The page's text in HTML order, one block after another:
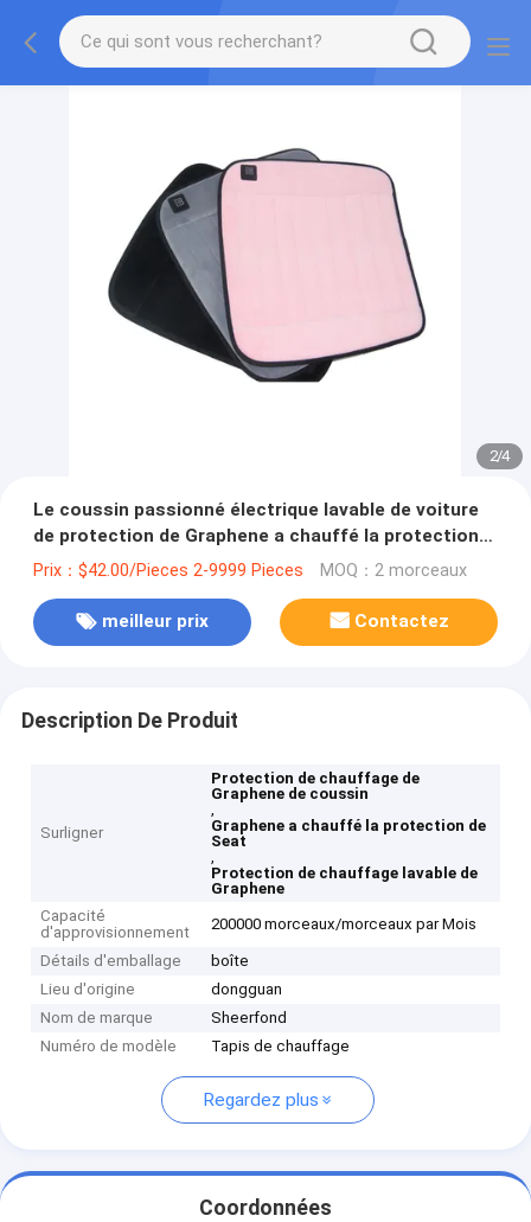
2/4
Le coussin passionné électrique lavable de voiture
de protection de Graphene a chauffé la protection
de Seat
Prix：$42.00/Pieces 2-9999 Pieces MOQ：2 morceaux
meilleur prix Contactez
Description De Produit
Surligner
Protection de chauffage de
Graphene de coussin
,
Graphene a chauffé la protection de
Seat
,
Protection de chauffage lavable de
Graphene
Capacité
d'approvisionnement
200000 morceaux/morceaux par Mois
Détails d'emballage
boîte
Lieu d'origine
dongguan
Nom de marque
Sheerfond
Numéro de modèle
Tapis de chauffage
Regardez plus
Coordonnées